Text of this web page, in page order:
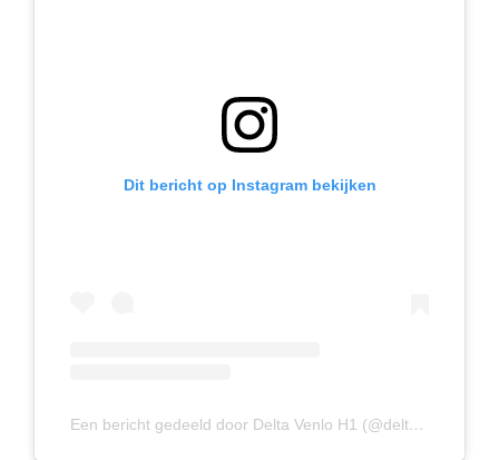
Dit bericht op Instagram bekijken
Een bericht gedeeld door Delta Venlo H1 (@deltavenloh1)